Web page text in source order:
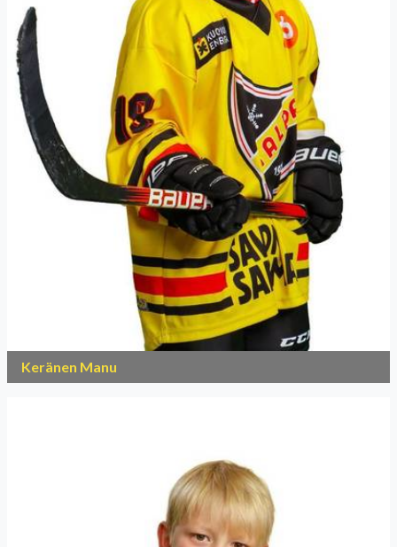
Keränen Manu